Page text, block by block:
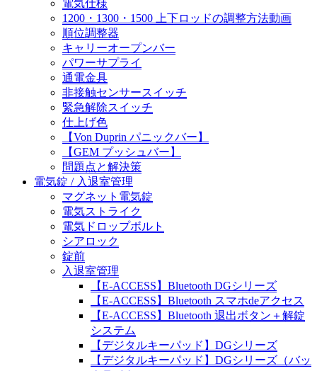
電気仕様
1200・1300・1500 上下ロッドの調整方法動画
順位調整器
キャリーオープンバー
パワーサプライ
通電金具
非接触センサースイッチ
緊急解除スイッチ
仕上げ色
【Von Duprin パニックバー】
【GEM プッシュバー】
問題点と解決策
電気錠 / 入退室管理
マグネット電気錠
電気ストライク
電気ドロップボルト
シアロック
錠前
入退室管理
【E-ACCESS】Bluetooth DGシリーズ
【E-ACCESS】Bluetooth スマホdeアクセス
【E-ACCESS】Bluetooth 退出ボタン＋解錠
システム
【デジタルキーパッド】DGシリーズ
【デジタルキーパッド】DGシリーズ（バッ